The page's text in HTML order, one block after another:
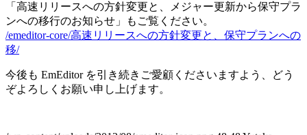
「高速リリースへの方針変更と、メジャー更新から保守プラ
ンへの移行のお知らせ」もご覧ください。
/emeditor-core/高速リリースへの方針変更と、保守プランへの
移/
今後も EmEditor を引き続きご愛顧くださいますよう、どう
ぞよろしくお願い申し上げます。